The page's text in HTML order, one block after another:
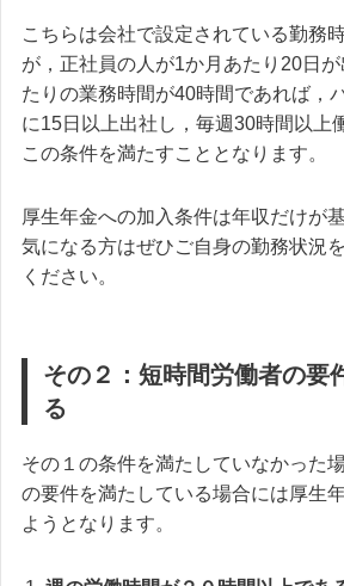
こちらは会社で設定されている勤務
が，正社員の人が1か月あたり20日
たりの業務時間が40時間であれば，
に15日以上出社し，毎週30時間以上
この条件を満たすこととなります。
厚生年金への加入条件は年収だけが
気になる方はぜひご自身の勤務状況
ください。
その２：短時間労働者の要
る
その１の条件を満たしていなかった
の要件を満たしている場合には厚生
ようとなります。